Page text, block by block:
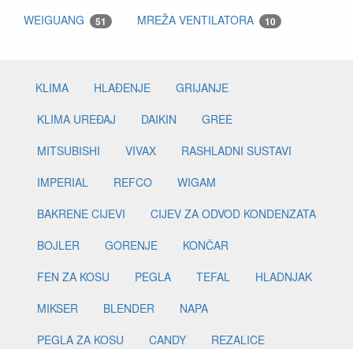
WEIGUANG 51 MREŽA VENTILATORA 10
KLIMA HLAĐENJE
GRIJANJE
KLIMA UREĐAJ
DAIKIN
GREE
MITSUBISHI
VIVAX
RASHLADNI SUSTAVI
IMPERIAL
REFCO
WIGAM
BAKRENE CIJEVI
CIJEV ZA ODVOD KONDENZATA
BOJLER
GORENJE
KONČAR
FEN ZA KOSU
PEGLA TEFAL
HLADNJAK
MIKSER
BLENDER
NAPA
PEGLA ZA KOSU
CANDY
REZALICE